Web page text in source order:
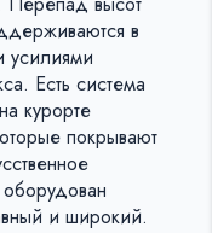
в
усилиями
Есть система
курорте
покрывают
и широкий.